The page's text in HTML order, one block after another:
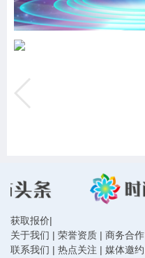
获取报价|
关于我们 | 荣誉资质 | 商务合作
联系我们 | 热点关注 | 媒体邀约